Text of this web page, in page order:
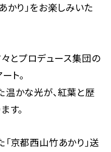
かり」をお楽しみいた
々とプロデュース集団の
ト。
かな光が、紅葉と歴
す。
京都西山竹あかり」送